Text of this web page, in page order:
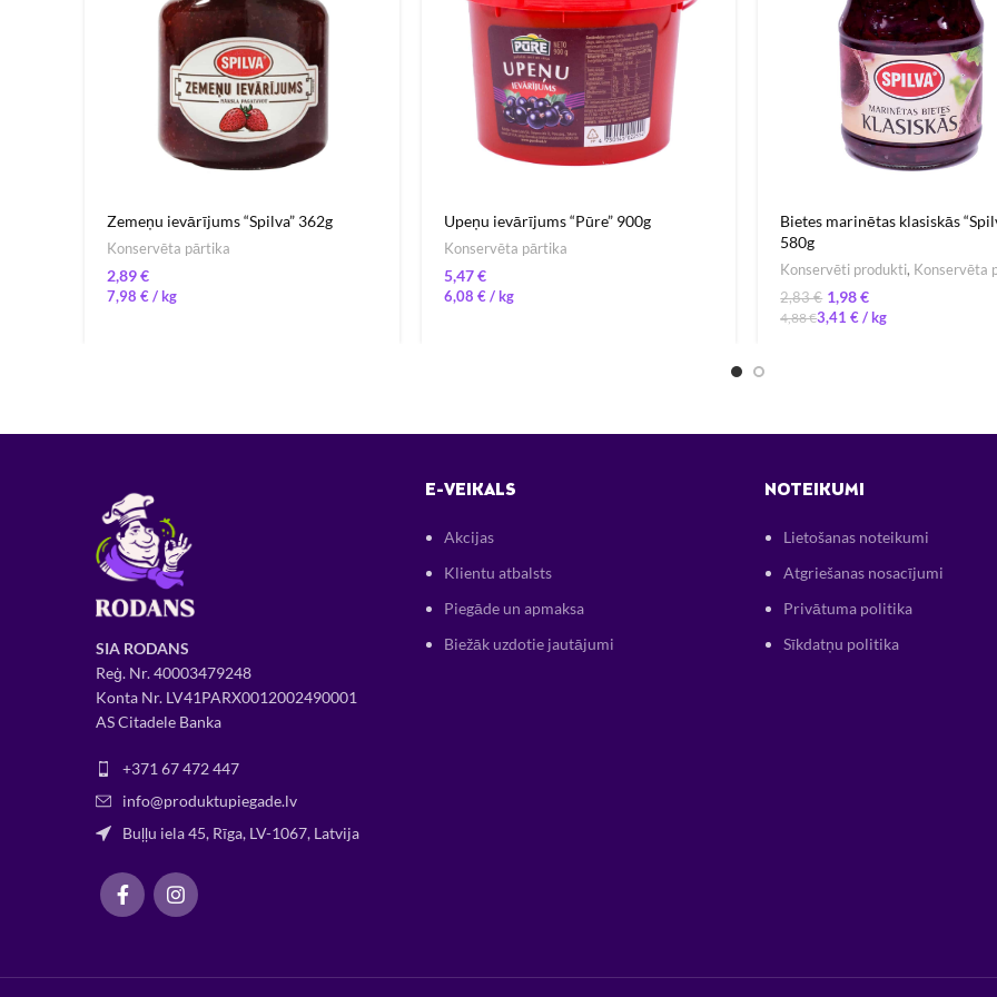
Zemeņu ievārījums “Spilva” 362g
Konservēta pārtika
€
7,98 €/
Upeņu ievārījums “Pūre” 900g
Konservēta pārtika
€
6,08 € /
Bietes marinētas klasiskās
580g
Konservēti produkti, Konservēta
2,83€ 1,98€
4,88€3,41€ /
SIA RODANS
Reģ. Nr.40003479248
Konta Nr. LV41PARX0012002490001
AS Citadele Banka
+371 67 472 447
info@produktupiegade.lv
Buļļu iela 45, Rīga, LV-1067, Latvija
E-VEIKALS
Akcijas
Klientu atbalsts
Piegāde un apmaksa
Biežāk uzdotie jautājumi
NOTEIKUMI
Lietošanas noteikumi
Atgriešanas nosacījumi
Privātuma politika
Sīkdatņu politika